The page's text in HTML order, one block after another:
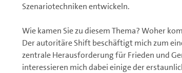
Szenariotechniken entwickeln.
Wie kamen Sie zu diesem Thema? Woher
Der autoritäre Shift beschäftigt mich zum
zentrale Herausforderung für Frieden und
interessieren mich dabei einige der